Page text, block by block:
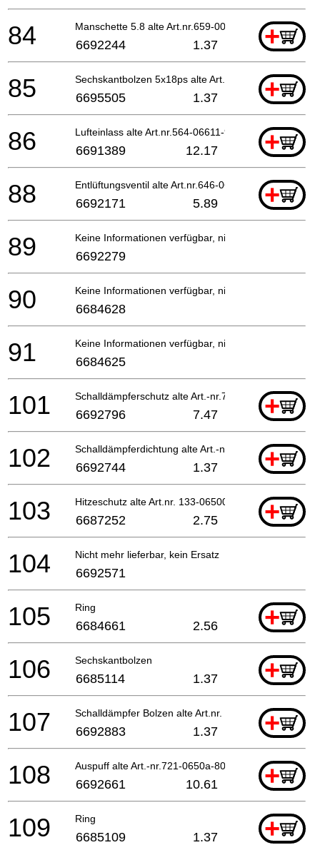
Manschette 5.8 alte Art.nr.659-00801-20 Till G103
+
84 6692244 1.37
Sechskantbolzen 5x18ps alte Art.nr. 994-63050-185
+
85 6695505 1.37
Lufteinlass alte Art.nr.564-06611-90 Includ.135,1
+
86 6691389 12.17
Entlüftungsventil alte Art.nr.646-06612-90 For Au
+
88 6692171 5.89
Keine Informationen verfügbar, nicht bestellbar
89 6692279
Keine Informationen verfügbar, nicht bestellbar
90 6684628
Keine Informationen verfügbar, nicht bestellbar
91 6684625
Schalldämpferschutz alte Art.-nr.738-0650a-20
+
101 6692796 7.47
Schalldämpferdichtung alte Art.-nr.737-06500-20
+
102 6692744 1.37
Hitzeschutz alte Art.nr. 133-06500-20 +
103 6687252 2.75
Nicht mehr lieferbar, kein Ersatz
104 6692571
Ring +
105 6684661 2.56
Sechskantbolzen +
106 6685114 1.37
Schalldämpfer Bolzen alte Art.nr. 751-04200-20 Fo
+
107 6692883 1.37
Auspuff alte Art.-nr.721-0650a-80 +
108 6692661 10.61
Ring +
109 6685109 1.37